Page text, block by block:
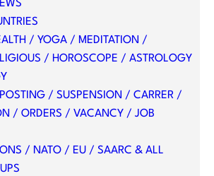
/ YOGA / MEDITATION /
/ HOROSCOPE / ASTROLOGY
/ SUSPENSION / CARRER /
/ ORDERS / VACANCY / JOB
/ NATO / EU / SAARC & ALL